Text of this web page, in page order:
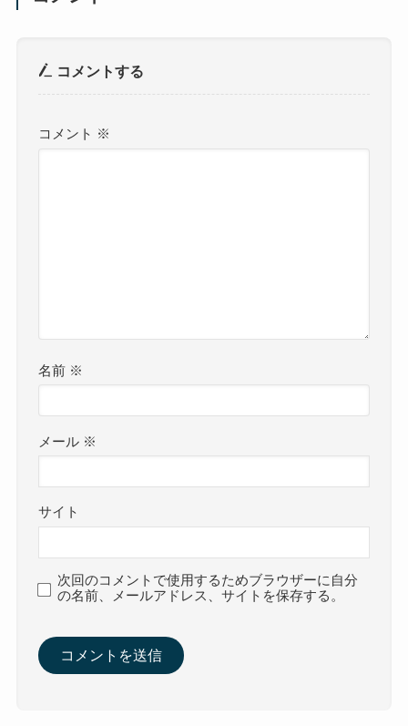
コメントする
コメント ※
名前 ※
メール ※
サイト
次回のコメントで使用するためブラウザーに自分
の名前、メールアドレス、サイトを保存する。